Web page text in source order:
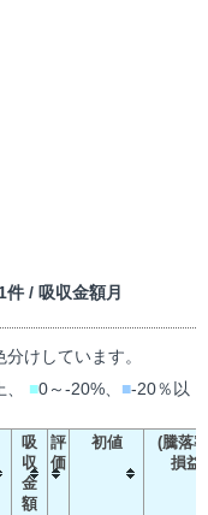
/ 吸収金額月
けしています。
、 ■0～-20%、 ■-20％以
吸
収
金
額
評
価
初値
(騰落
損益